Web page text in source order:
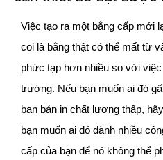
Việc tạo ra một bằng cấp mới
coi là bằng thật có thể mất từ
phức tạp hơn nhiều so với
trường. Nếu bạn muốn ai đó
bạn bản in chất lượng thấp,
bạn muốn ai đó dành nhiều
cấp của bạn để nó không thể